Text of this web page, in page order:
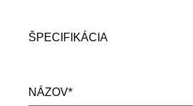
ŠPECIFIKÁCIA
NÁZOV*